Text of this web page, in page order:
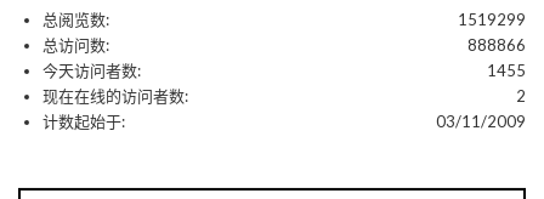
1519299
总阅览数:
888866
总访问数:
1455
今天访问者数:
2
现在在线的访问者数:
03/11/2009
计数起始于: